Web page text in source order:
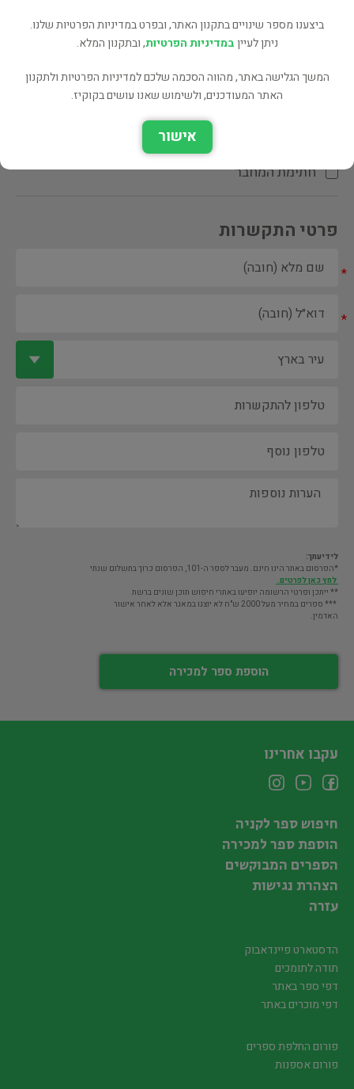
הקדשת המחבר\המתרגם
חתימת המחבר
פרטי התקשרות
*
*
לידיעתך:
*הפרסום באתר הינו חינם. מעבר לספר ה-101, הפרסום כרוך בתשלום שנתי
לחץ כאן לפרטים.
** ייתכן ופרטי הרשומה יופיעו באתרי חיפוש תוכן שונים ברשת
*** ספרים במחיר מעל 2000 ש"ח לא יוצגו במאגר אלא לאחר אישור
האדמין.
הוספת ספר למכירה
ביצענו מספר שינויים בתקנון האתר, ובפרט במדיניות הפרטיות שלנו.
ניתן לעייןבמדיניות הפרטיות, ובתקנון המלא.
המשך הגלישה באתר, מהווה הסכמה שלכם למדיניות הפרטיות ולתקנון
האתר המעודכנים, ולשימוש שאנו עושים בקוקיז.
אישור
עקבו אחרינו
חיפוש ספר לקניה
הוספת ספר למכירה
הספרים המבוקשים
הצהרת נגישות
עזרה
הדסטארט פיינדאבוק
תודה לתומכים
דפי ספר באתר
דפי מוכרים באתר
פורום החלפת ספרים
פורום אספנות